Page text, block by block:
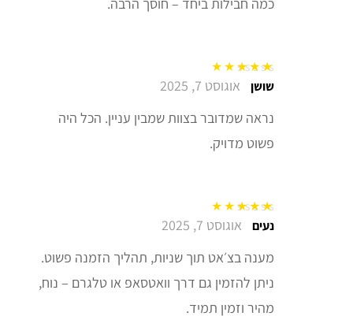
דורג5מתוך 5שושן אוגוסט 7, 2025
נראה שמדובר בצוות שמבין עניין. הכל היה
פשוט מדויק.
דורג5מתוך 5 נעים אוגוסט 7, 2025
מענה בצ׳אט תוך שניות, תהליך הזמנה פשוט.
ניתן להזמין גם דרך וואטסאפ או טלגרם – נוח,
מהיר וזמין תמיד.